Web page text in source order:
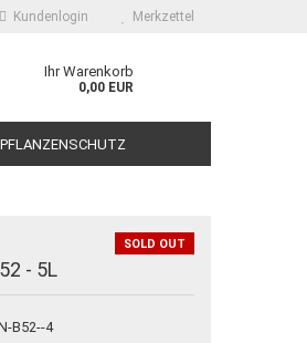
Kundenlogin Merkzettel
Ihr Warenkorb
0,00 EUR
PFLANZENSCHUTZ
SOLD OUT
- 5L
B52--4